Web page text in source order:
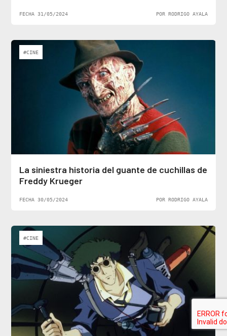
FECHA 31/05/2024 POR RODRIGO AYALA
#CINE
La siniestra historia del guante de cuchillas de
Freddy Krueger
FECHA 30/05/2024 POR RODRIGO AYALA
#CINE